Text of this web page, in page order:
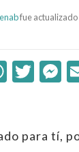
fue actualizado
para tí,